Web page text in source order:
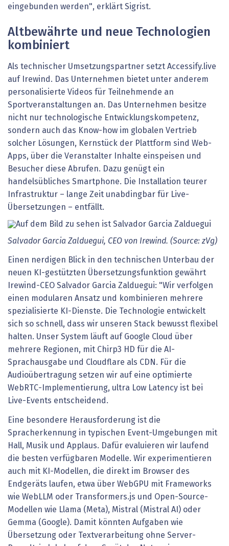
eingebunden werden", erklärt Sigrist.
Altbewährte und neue Technologien
kombiniert
Als technischer Umsetzungspartner setzt Accessify.live
auf Irewind. Das Unternehmen bietet unter anderem
personalisierte Videos für Teilnehmende an
Sportveranstaltungen an. Das Unternehmen besitze
nicht nur technologische Entwicklungskompetenz,
sondern auch das Know-how im globalen Vertrieb
solcher Lösungen, Kernstück der Plattform sind Web-
Apps, über die Veranstalter Inhalte einspeisen und
Besucher diese Abrufen. Dazu genügt ein
handelsübliches Smartphone. Die Installation teurer
Infrastruktur – lange Zeit unabdingbar für Live-
Übersetzungen – entfällt.
Salvador Garcia Zalduegui, CEO von Irewind. (Source: zVg)
Einen nerdigen Blick in den technischen Unterbau der
neuen KI-gestützten Übersetzungsfunktion gewährt
Irewind-CEO Salvador Garcia Zalduegui: "Wir verfolgen
einen modularen Ansatz und kombinieren mehrere
spezialisierte KI-Dienste. Die Technologie entwickelt
sich so schnell, dass wir unseren Stack bewusst flexibel
halten. Unser System läuft auf Google Cloud über
mehrere Regionen, mit Chirp3 HD für die AI-
Sprachausgabe und Cloudflare als CDN. Für die
Audioübertragung setzen wir auf eine optimierte
WebRTC-Implementierung, ultra Low Latency ist bei
Live-Events entscheidend.
Eine besondere Herausforderung ist die
Spracherkennung in typischen Event-Umgebungen mit
Hall, Musik und Applaus. Dafür evaluieren wir laufend
die besten verfügbaren Modelle. Wir experimentieren
auch mit KI-Modellen, die direkt im Browser des
Endgeräts laufen, etwa über WebGPU mit Frameworks
wie WebLLM oder Transformers.js und Open-Source-
Modellen wie Llama (Meta), Mistral (Mistral AI) oder
Gemma (Google). Damit könnten Aufgaben wie
Übersetzung oder Textverarbeitung ohne Server-